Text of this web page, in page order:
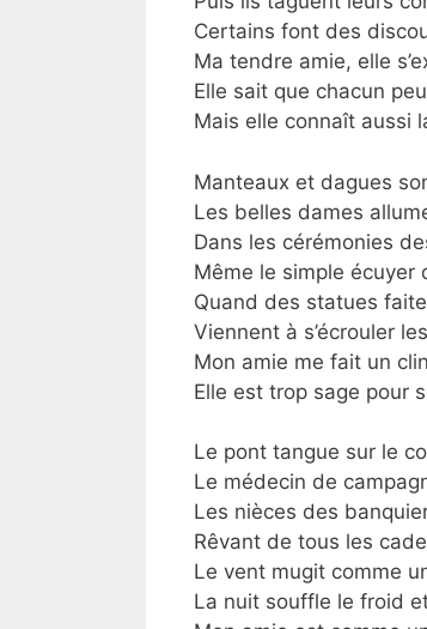
Certains font des
Ma tendre amie, elle
Elle sait que chacun
Mais elle connaît aussi
Manteaux et dagues
Les belles dames
Dans les cérémonies
Même le simple écuyer
Quand des statues
Viennent à s’écrouler
Mon amie me fait un
Elle est trop sage pour
Le pont tangue sur le
Le médecin de
Les nièces des
Rêvant de tous les
Le vent mugit comme
La nuit souffle le froid